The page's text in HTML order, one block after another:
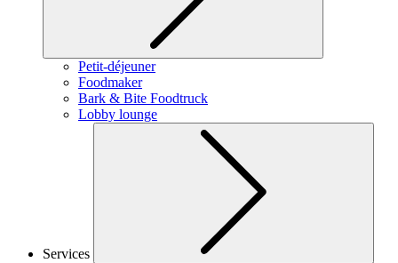
Petit-déjeuner
Foodmaker
Bark & Bite Foodtruck
Lobby lounge
Services